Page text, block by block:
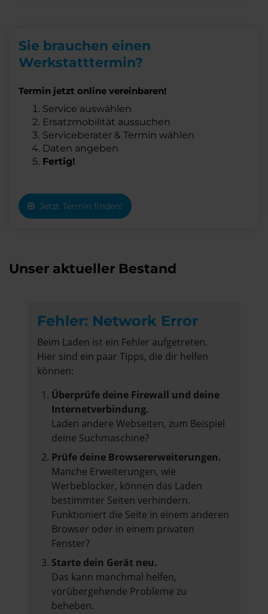
Sie brauchen einen
Werkstatttermin?
Termin jetzt online vereinbaren!
Service auswählen
Ersatzmobilität aussuchen
Serviceberater & Termin wählen
Daten angeben
Fertig!
Jetzt Termin finden!
Unser aktueller Bestand
Fehler: Network Error
Beim Laden ist ein Fehler aufgetreten.
Hier sind ein paar Tipps, die dir helfen
können:
Überprüfe deine Firewall und deine
Internetverbindung.
Laden andere Webseiten, zum Beispiel
deine Suchmaschine?
Prüfe deine Browsererweiterungen.
Manche Erweiterungen, wie
Werbeblocker, können das Laden
bestimmter Seiten verhindern.
Funktioniert die Seite in einem anderen
Browser oder in einem privaten
Fenster?
Starte dein Gerät neu.
Das kann manchmal helfen,
vorübergehende Probleme zu
beheben.